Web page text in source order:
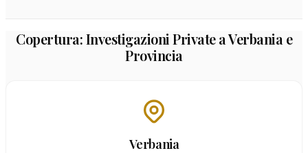
Copertura: Investigazioni Private a Verbania e
Provincia
Verbania